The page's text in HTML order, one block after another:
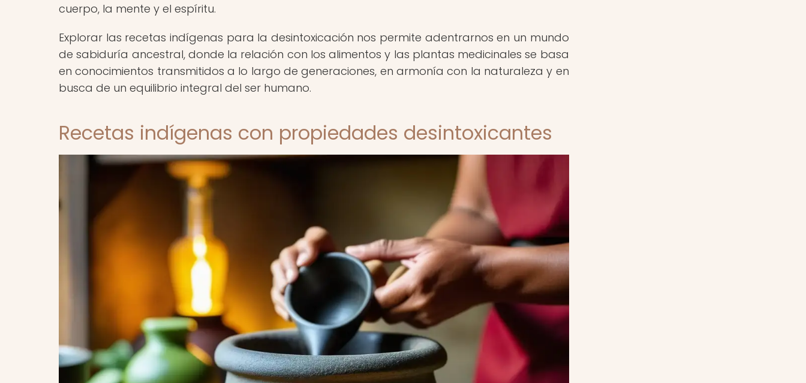
cuerpo, la mente y el espíritu.
Explorar las recetas indígenas para la desintoxicación nos permite adentrarnos en un mundo
de sabiduría ancestral, donde la relación con los alimentos y las plantas medicinales se basa
en conocimientos transmitidos a lo largo de generaciones, en armonía con la naturaleza y en
busca de un equilibrio integral del ser humano.
Recetas indígenas con propiedades desintoxicantes